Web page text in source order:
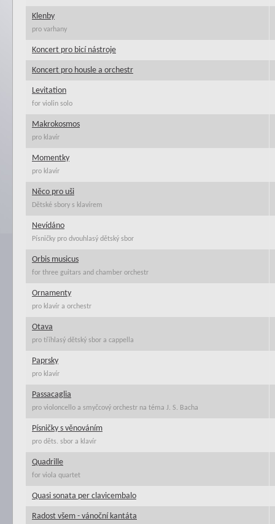
Klenby
pro varhany
Koncert pro bicí nástroje
Koncert pro housle a orchestr
Levitation
for violin solo
Makrokosmos
pro klavír
Momentky
pro klavír
Něco pro uši
Dětské sbory s klavírem
Nevídáno
Písničky pro dvouhlasý dětský sbor
Orbis musicus
for three guitars and chamber orchestr
Ornamenty
pro klavír a orchestr
Otava
pro tříhlasý dětský sbor a cappella
Paprsky
pro klavír
Passacaglia
pro violoncello a smyčcový orchestr na téma J. S. Bacha
Písničky s věnováním
pro děts. sbor a klavír
Quadrille
for viola quartet
Quasi sonata per clavicembalo
Radost všem - vánoční kantáta